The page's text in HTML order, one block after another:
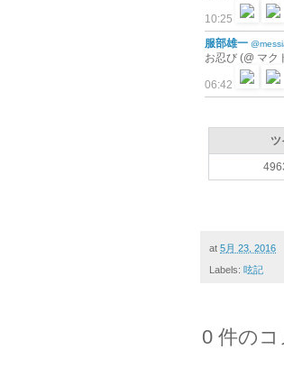
10:25
服部雄一
お忍び (@ マク
06:42
ツ
at 5月 23, 2016
Labels: 呟記
0 件の